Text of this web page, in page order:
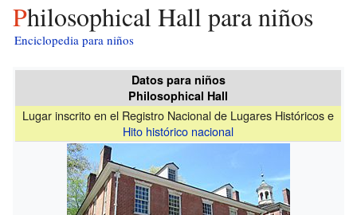
Philosophical Hall para niños
Enciclopedia para niños
Datos para niños
Philosophical Hall
Lugar inscrito en el Registro Nacional de Lugares Históricos e
Hito histórico nacional